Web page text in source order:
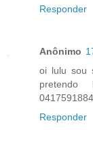
Responder
Anônimo
oi lulu sou
Responder